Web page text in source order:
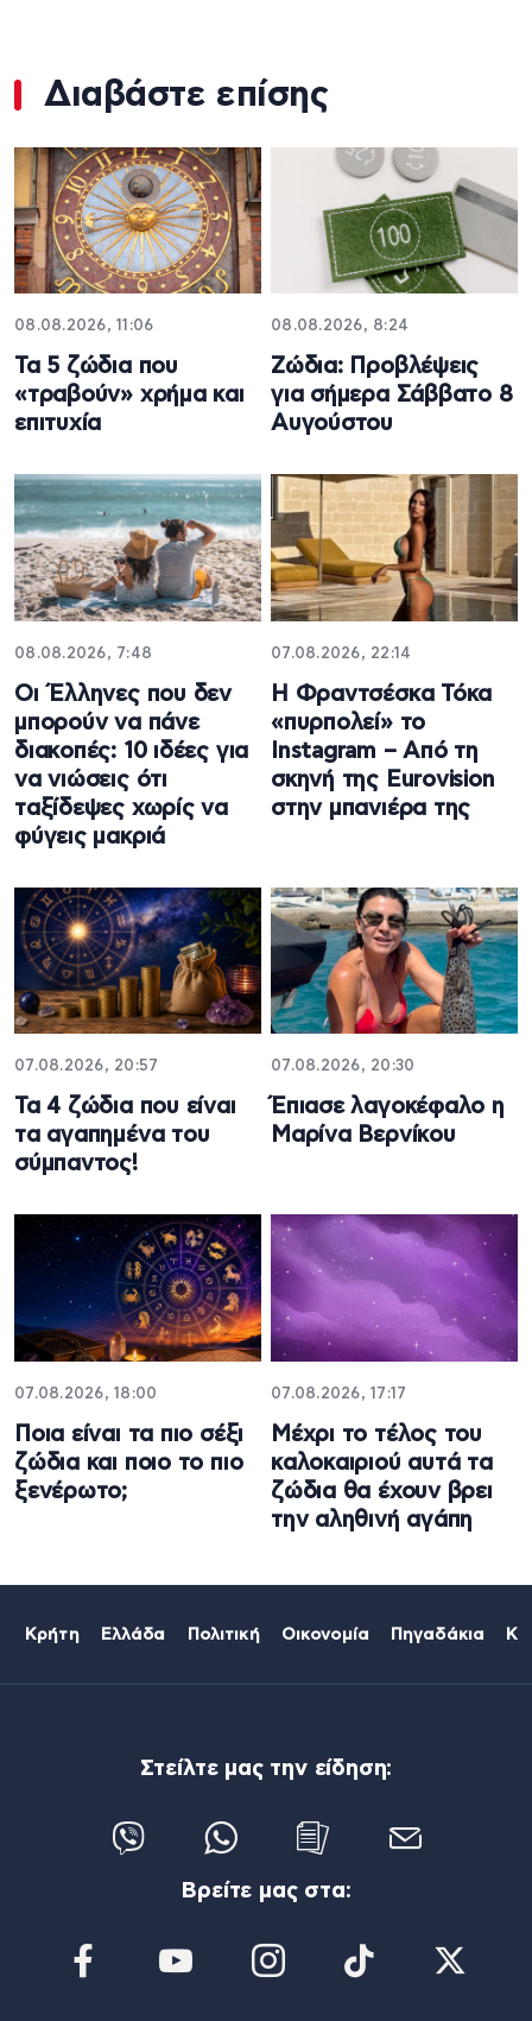
Διαβάστε επίσης
08.08.2026, 11:06
Τα 5 ζώδια που
«τραβούν» χρήμα και
επιτυχία
08.08.2026, 8:24
Ζώδια: Προβλέψεις
για σήμερα Σάββατο 8
Αυγούστου
08.08.2026, 7:48
Οι Έλληνες που δεν
μπορούν να πάνε
διακοπές: 10 ιδέες για
να νιώσεις ότι
ταξίδεψες χωρίς να
φύγεις μακριά
07.08.2026, 22:14
Η Φραντσέσκα Τόκα
«πυρπολεί» το
Instagram – Από τη
σκηνή της Eurovision
στην μπανιέρα της
07.08.2026, 20:57
Τα 4 ζώδια που είναι
τα αγαπημένα του
σύμπαντος!
07.08.2026, 20:30
Έπιασε λαγοκέφαλο η
Μαρίνα Βερνίκου
07.08.2026, 18:00
Ποια είναι τα πιο σέξι
ζώδια και ποιο το πιο
ξενέρωτο;
07.08.2026, 17:17
Μέχρι το τέλος του
καλοκαιριού αυτά τα
ζώδια θα έχουν βρει
την αληθινή αγάπη
Κρήτη Ελλάδα Πολιτική Οικονομία Πηγαδάκια
Στείλτε μας την είδηση:
Βρείτε μας στα: